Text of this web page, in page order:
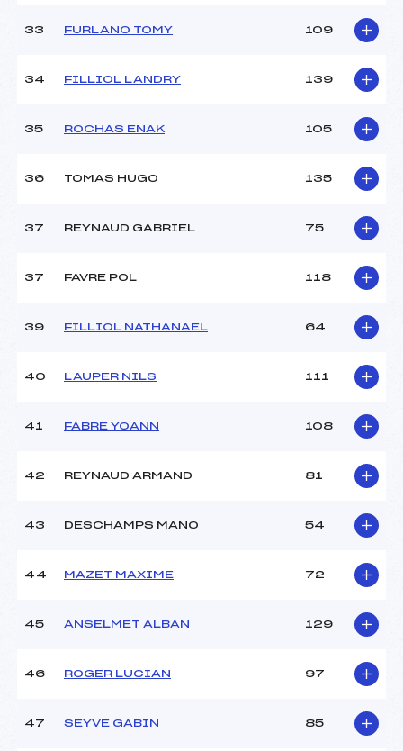
33 FURLANO TOMY 109
34 FILLIOL LANDRY 139
35 ROCHAS ENAK 105
36 TOMAS HUGO 135
37 REYNAUD GABRIEL 75
37 FAVRE POL 118
39 FILLIOL NATHANAEL 64
40 LAUPER NILS 111
41 FABRE YOANN 108
42 REYNAUD ARMAND 81
43 DESCHAMPS MANO 54
44 MAZET MAXIME 72
45 ANSELMET ALBAN 129
46 ROGER LUCIAN 97
47 SEYVE GABIN 85